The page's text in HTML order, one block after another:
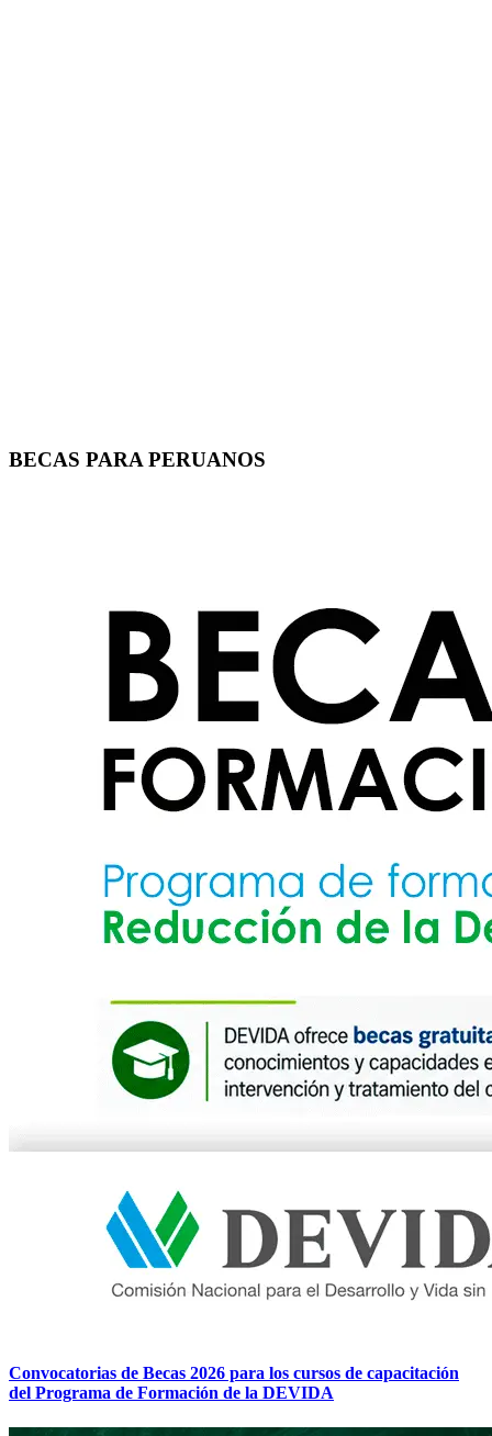
BECAS PARA PERUANOS
Convocatorias de Becas 2026 para los cursos de capacitación
del Programa de Formación de la DEVIDA